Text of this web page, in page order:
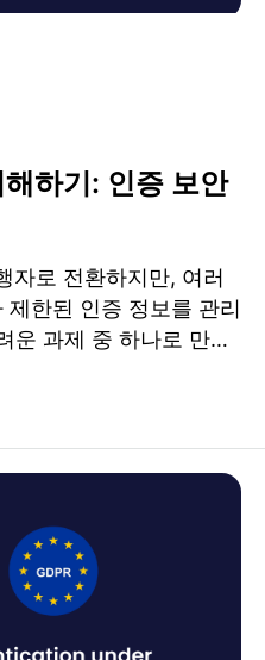
하기: 인증 보안
자로 전환하지만, 여러
제한된 인증 정보를 관리
운 과제 중 하나로 만듭
및 GDPR 하에서의 신원